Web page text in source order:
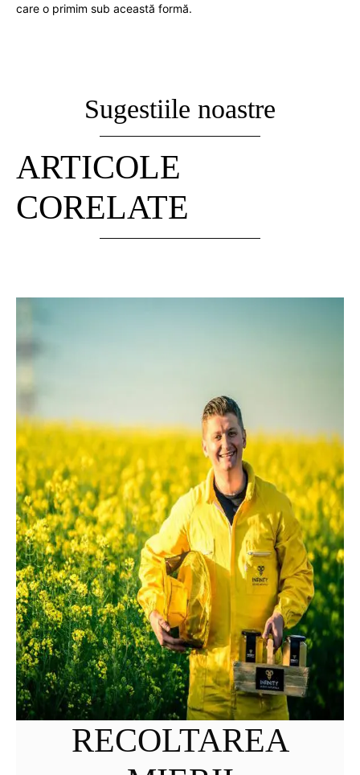
care o primim sub această formă.
Sugestiile noastre
ARTICOLE
CORELATE
RECOLTAREA